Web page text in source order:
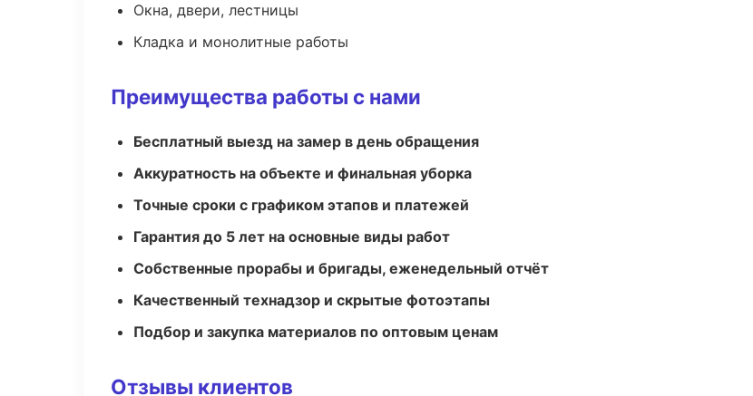
Окна, двери, лестницы
Кладка и монолитные работы
Преимущества работы с нами
Бесплатный выезд на замер в день обращения
Аккуратность на объекте и финальная уборка
Точные сроки с графиком этапов и платежей
Гарантия до 5 лет на основные виды работ
Собственные прорабы и бригады, еженедельный отчёт
Качественный технадзор и скрытые фотоэтапы
Подбор и закупка материалов по оптовым ценам
Отзывы клиентов